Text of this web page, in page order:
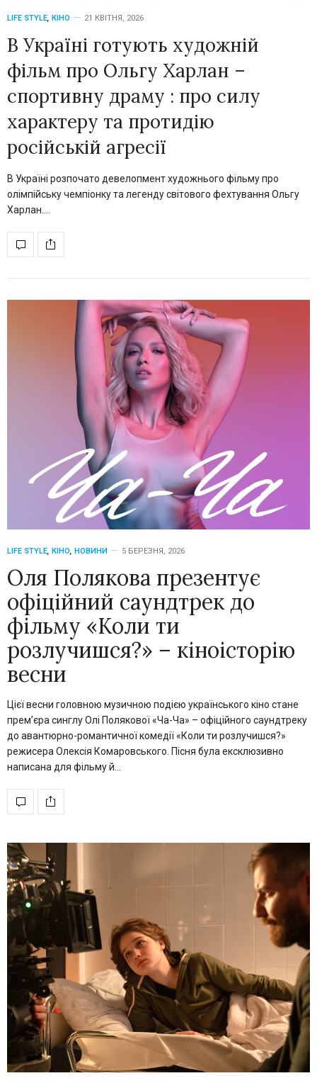
LIFE STYLE, КІНО 21 КВІТНЯ, 2026
В Україні готують художній
фільм про Ольгу Харлан –
спортивну драму : про силу
характеру та протидію
російській агресії
В Україні розпочато девелопмент художнього фільму про
олімпійську чемпіонку та легенду світового фехтування Ольгу
Харлан.…
LIFE STYLE, КІНО, НОВИНИ 5 БЕРЕЗНЯ, 2026
Оля Полякова презентує
офіційний саундтрек до
фільму «Коли ти
розлучишся?» – кіноісторію
весни
Цієї весни головною музичною подією українського кіно стане
прем’єра синглу Олі Полякової «Ча-Ча» – офіційного саундтреку
до авантюрно-романтичної комедії «Коли ти розлучишся?»
режисера Олексія Комаровського. Пісня була ексклюзивно
написана для фільму й…